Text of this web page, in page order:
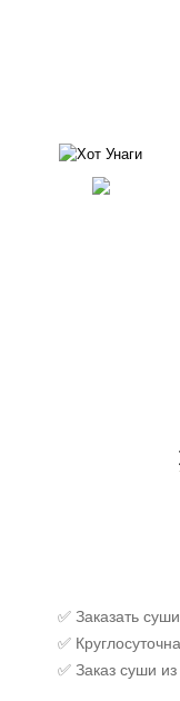
✅ Заказать
✅
✅ Заказ суши